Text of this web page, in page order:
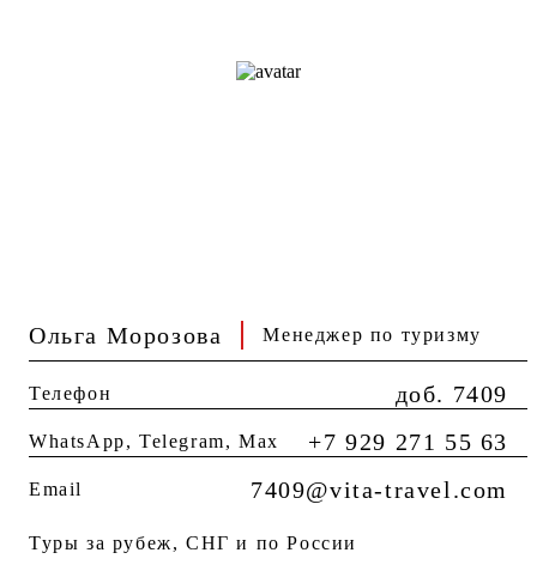
Ольга Морозова Менеджер по туризму
Телефон доб. 7409
WhatsApp, Telegram, Мах +7 929 271 55 63
Email 7409@vita-travel.com
Туры за рубеж, СНГ и по России